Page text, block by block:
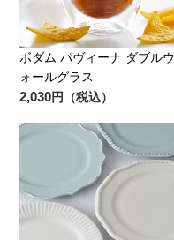
ボダム パヴィーナ ダブルウ
ォールグラス
2,030円（税込）